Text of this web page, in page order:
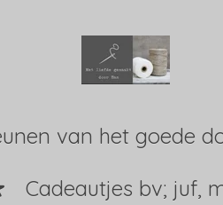
van het goede
Cadeautjes bv; juf,